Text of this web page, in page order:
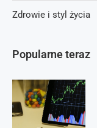
Popularne teraz
Zdrowie i styl życia